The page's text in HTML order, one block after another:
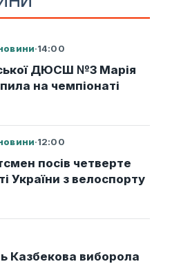
·14:00
ДЮСШ №3 Марія
на чемпіонаті
·12:00
посів четверте
України з велоспорту
Казбекова виборола